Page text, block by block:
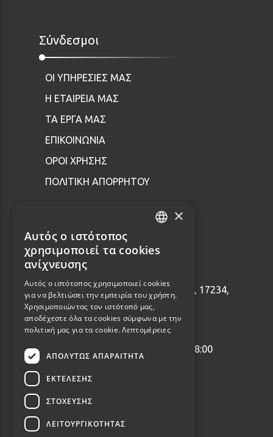
Σύνδεσμοι
ΟΙ ΥΠΗΡΕΣΙΕΣ ΜΑΣ
Η ΕΤΑΙΡΕΙΑ ΜΑΣ
ΤΑ ΕΡΓΑ ΜΑΣ
ΕΠΙΚΟΙΝΩΝΙΑ
ΟΡΟΙ ΧΡΗΣΗΣ
ΠΟΛΙΤΙΚΗ ΑΠΟΡΡΗΤΟΥ
Επικοινωνία
2114001465
Εθνάρχου Μακαρίου 92, Δάφνη, 17234,
Ελλάδα
info@webalists.gr
Δευτέρα - Παρασκευή 10:00 - 18:00
×
Αυτός ο ιστότοπος
χρησιμοποιεί τα cookies
ανίχνευσης
Αυτός ο ιστότοπος χρησιμοποιεί cookies
για να βελτιώσει την εμπειρία του χρήστη.
Χρησιμοποιώντας τον ιστότοπό μας,
αποδέχεστε όλα τα cookies σύμφωνα με την
πολιτική μας για τα cookie. Λεπτομέρειες
ΑΠΟΛΎΤΩΣ ΑΠΑΡΑΊΤΗΤΑ
ΕΚΤΈΛΕΣΗΣ
ΣΤΌΧΕΥΣΗΣ
ΛΕΙΤΟΥΡΓΙΚΌΤΗΤΑΣ